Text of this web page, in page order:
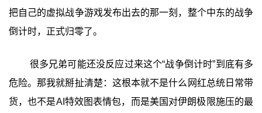
把自己的虚拟战争游戏发布出去的那一刻，整个中东的战争
倒计时，正式归零了。
很多兄弟可能还没反应过来这个“战争倒计时”到底有多
危险。那我就掰扯清楚：这根本就不是什么网红总统日常带
货，也不是AI特效图表情包，而是美国对伊朗极限施压的最